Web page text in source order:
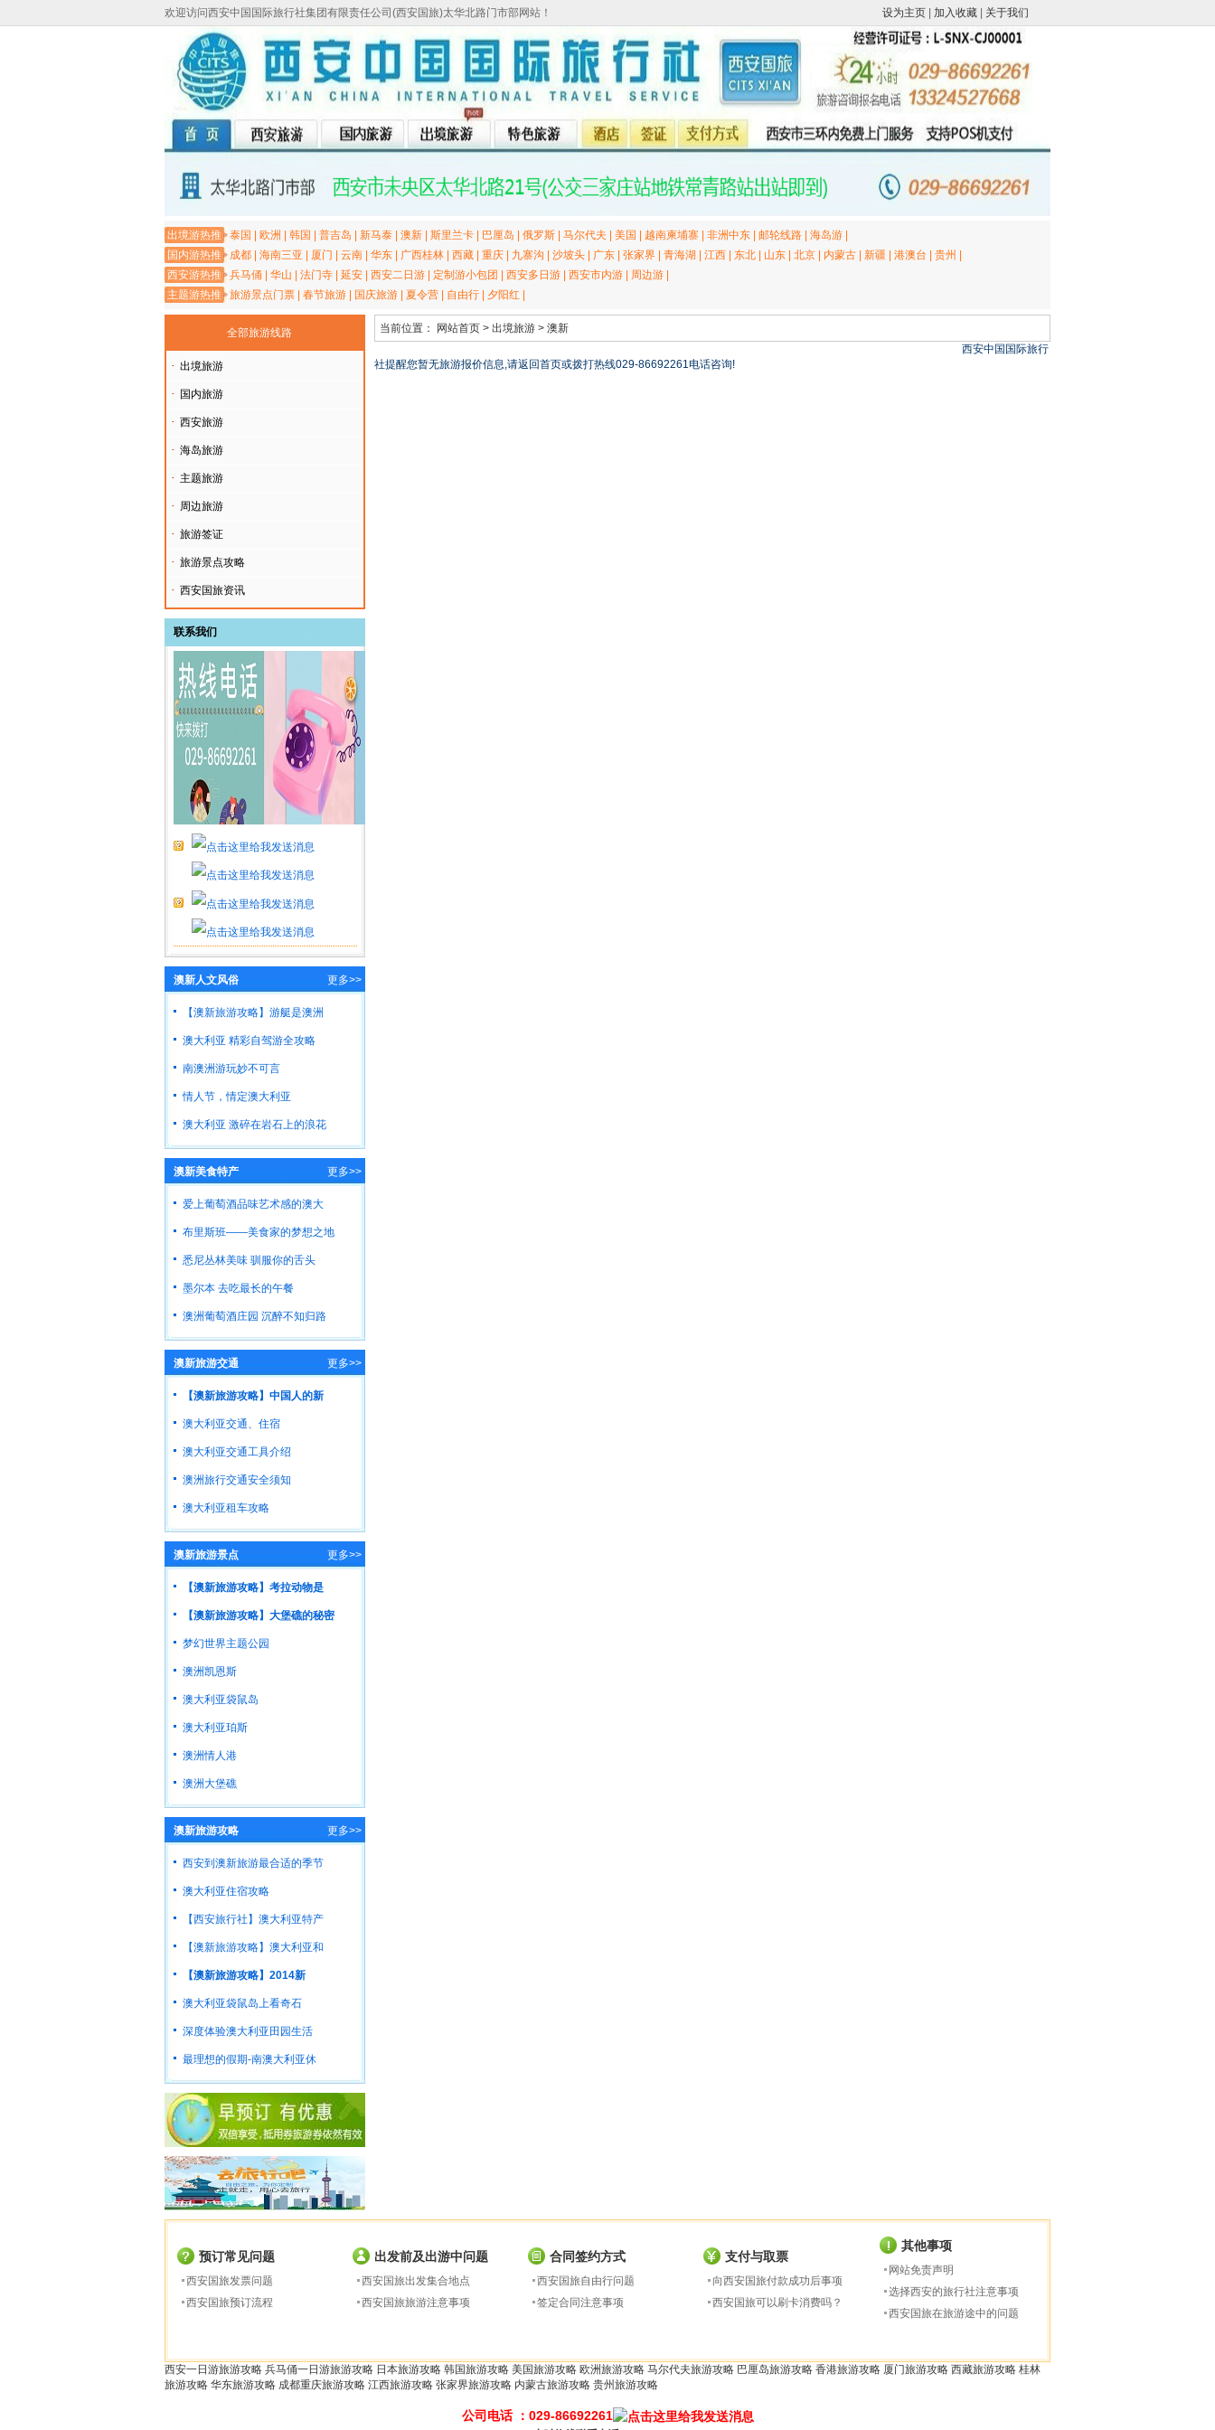
欢迎访问西安中国国际旅行社集团有限责任公司(西安国旅)太华北路门市部网站！ 设为主页 加入收藏 关于我们
出境游热推泰国 欧洲 韩国 普吉岛 新马泰 澳新 斯里兰卡 巴厘岛 俄罗斯 马尔代夫 美国 越南柬埔寨 非洲中东 邮轮线路 海岛游
国内游热推 成都 海南三亚 厦门 云南 华东 广西桂林 西藏 重庆 九寨沟 沙坡头 广东 张家界 青海湖 江西 东北 山东 北京 内蒙古 新疆 港澳台 贵州
西安游热推兵马俑 华山 法门寺 延安 西安二日游 定制游小包团 西安多日游 西安市内游 周边游
主题游热推旅游景点门票 春节旅游 国庆旅游 夏令营 自由行 夕阳红
全部旅游线路
· 出境旅游
· 国内旅游
· 西安旅游
· 海岛旅游
· 主题旅游
· 周边旅游
· 旅游签证
· 旅游景点攻略
· 西安国旅资讯
联系我们
澳新人文风俗 更多>>
【澳新旅游攻略】游艇是澳洲
澳大利亚 精彩自驾游全攻略
南澳洲游玩妙不可言
情人节，情定澳大利亚
澳大利亚 激碎在岩石上的浪花
澳新美食特产 更多>>
爱上葡萄酒品味艺术感的澳大
布里斯班――美食家的梦想之地
悉尼丛林美味 驯服你的舌头
墨尔本 去吃最长的午餐
澳洲葡萄酒庄园 沉醉不知归路
澳新旅游交通 更多>>
【澳新旅游攻略】中国人的新
澳大利亚交通、住宿
澳大利亚交通工具介绍
澳洲旅行交通安全须知
澳大利亚租车攻略
澳新旅游景点 更多>>
【澳新旅游攻略】考拉动物是
【澳新旅游攻略】大堡礁的秘密
梦幻世界主题公园
澳洲凯恩斯
澳大利亚袋鼠岛
澳大利亚珀斯
澳洲情人港
澳洲大堡礁
澳新旅游攻略 更多>>
西安到澳新旅游最合适的季节
澳大利亚住宿攻略
【西安旅行社】澳大利亚特产
【澳新旅游攻略】澳大利亚和
【澳新旅游攻略】2014新
澳大利亚袋鼠岛上看奇石
深度体验澳大利亚田园生活
最理想的假期-南澳大利亚休
当前位置： 网站首页 > 出境旅游 > 澳新
西安中国国际旅行
社提醒您暂无旅游报价信息,请返回首页或拨打热线029-86692261电话咨询!
预订常见问题
西安国旅发票问题
西安国旅预订流程
出发前及出游中问题
西安国旅出发集合地点
西安国旅旅游注意事项
合同签约方式
西安国旅自由行问题
签定合同注意事项
支付与取票
向西安国旅付款成功后事项
西安国旅可以刷卡消费吗？
其他事项
网站免责声明
选择西安的旅行社注意事项
西安国旅在旅游途中的问题
西安一日游旅游攻略 兵马俑一日游旅游攻略 日本旅游攻略 韩国旅游攻略 美国旅游攻略 欧洲旅游攻略 马尔代夫旅游攻略 巴厘岛旅游攻略 香港旅游攻略 厦门旅游攻略 西藏旅游攻略 桂林
旅游攻略 华东旅游攻略 成都重庆旅游攻略 江西旅游攻略 张家界旅游攻略 内蒙古旅游攻略 贵州旅游攻略
公司电话 ：029-86692261